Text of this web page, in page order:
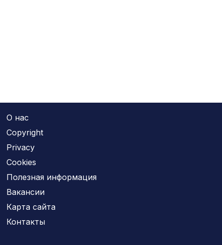
О нас
Copyright
Privacy
Cookies
Полезная информация
Вакансии
Карта сайта
Контакты